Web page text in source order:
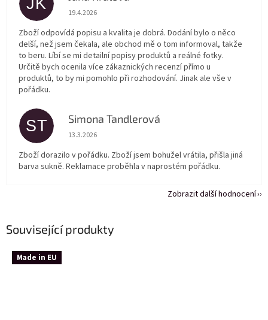
Související produkty
Made in EU
JK Hodnocení obchodu je 5 z 5 hvězdiček.
19.4.2026
Zboží odpovídá popisu a kvalita je dobrá. Dodání bylo o něco
delší, než jsem čekala, ale obchod mě o tom informoval, takže
to beru. Líbí se mi detailní popisy produktů a reálné fotky.
Určitě bych ocenila více zákaznických recenzí přímo u
produktů, to by mi pomohlo při rozhodování. Jinak ale vše v
pořádku.
ST Simona Tandlerová
Hodnocení obchodu je 5 z 5 hvězdiček.
13.3.2026
Zboží dorazilo v pořádku. Zboží jsem bohužel vrátila, přišla jiná
barva sukně. Reklamace proběhla v naprostém pořádku.
Zobrazit další hodnocení